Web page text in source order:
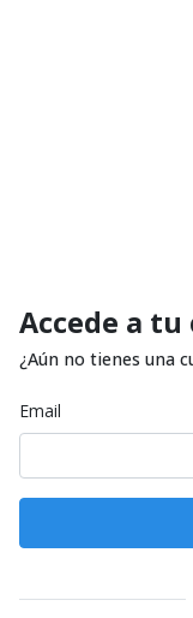
Accede a
¿Aún no tienes una
Email